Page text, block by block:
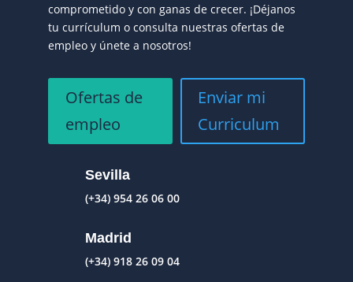
comprometido y con ganas de crecer. ¡Déjanos
tu currículum o consulta nuestras ofertas de
empleo y únete a nosotros!
Ofertas de
empleo
Enviar mi
Curriculum
Sevilla
(+34) 954 26 06 00
Madrid
(+34) 918 26 09 04